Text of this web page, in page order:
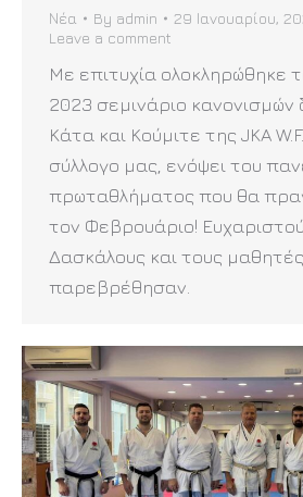
Νέα By admin
29 Ιανουαρίου,
Leave a comment
Με επιτυχία ολοκληρώθηκε
2023 σεμινάριο κανονισμών
Κάτα και Κούμιτε της JKA
σύλλογο μας, ενόψει του
πρωταθλήματος που θα
τον Φεβρουάριο!
Δασκάλους και τους
παρεβρέθησαν.